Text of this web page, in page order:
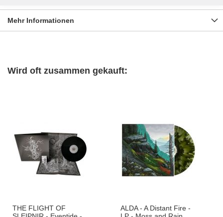
Mehr Informationen
Wird oft zusammen gekauft:
THE FLIGHT OF
ALDA - A Distant Fire -